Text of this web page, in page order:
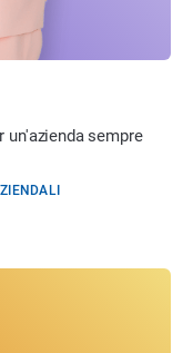
un'azienda sempre